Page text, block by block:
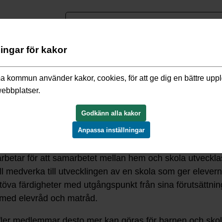
/Grundskolor i kommunen/Grundskolor i nordöstra
för att samarbetet mellan hem och skola
medverka till utvecklingen av en skola som ger
färdigheter med utgångspunkt från sina
elevråd och matråd.
för kakor
kommun använder kakor, cookies, för att ge dig en bättre
Godkänn alla kakor
Anpassa inställningar